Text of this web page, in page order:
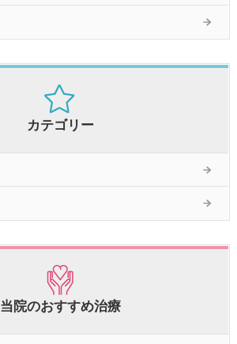
カテゴリー
当院のおすすめ治療